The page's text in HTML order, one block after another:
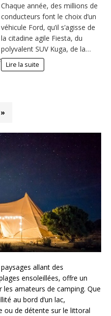
Chaque année, des millions de
conducteurs font le choix d’un
véhicule Ford, qu’il s’agisse de
la citadine agile Fiesta, du
polyvalent SUV Kuga, de la…
Lire la suite
»
allant des
ensoleillées, offre un
amateurs de camping. Que
au bord d’un lac,
ou de détente sur le littoral